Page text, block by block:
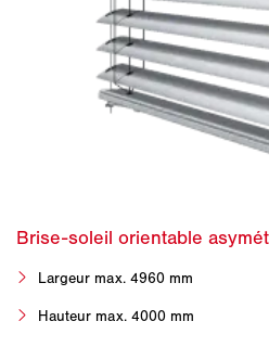
Largeur max. 4960 mm
Hauteur max. 4000 mm